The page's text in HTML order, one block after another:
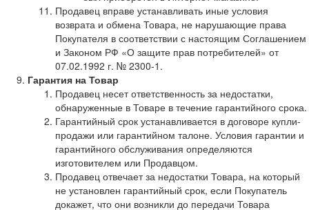
Продавец вправе устанавливать иные условия
возврата и обмена Товара, не нарушающие права
Покупателя в соответствии с настоящим Соглашением
и Законом РФ «О защите прав потребителей» от
07.02.1992 г. № 2300-1.
Гарантия на Товар
Продавец несет ответственность за недостатки,
обнаруженные в Товаре в течение гарантийного срока.
Гарантийный срок устанавливается в договоре купли-
продажи или гарантийном талоне. Условия гарантии и
гарантийного обслуживания определяются
изготовителем или Продавцом.
Продавец отвечает за недостатки Товара, на который
не установлен гарантийный срок, если Покупатель
докажет, что они возникли до передачи Товара